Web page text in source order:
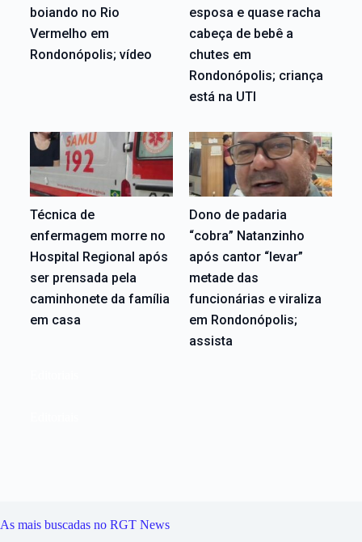
boiando no Rio
Vermelho em
Rondonópolis; vídeo
esposa e quase racha
cabeça de bebê a
chutes em
Rondonópolis; criança
está na UTI
Técnica de
enfermagem morre no
Hospital Regional após
ser prensada pela
caminhonete da família
em casa
Dono de padaria
“cobra” Natanzinho
após cantor “levar”
metade das
funcionárias e viraliza
em Rondonópolis;
assista
As mais buscadas no RGT News